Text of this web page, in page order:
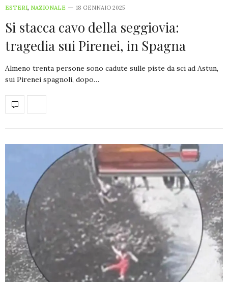
ESTERI, NAZIONALE 18 GENNAIO 2025
Si stacca cavo della seggiovia:
tragedia sui Pirenei, in Spagna
Almeno trenta persone sono cadute sulle piste da sci ad Astun,
sui Pirenei spagnoli, dopo…